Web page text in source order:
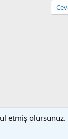
ve kurallar
etmiş olursunuz.